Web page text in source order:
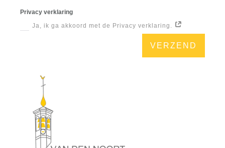
Privacy verklaring
Ja, ik ga akkoord met de Privacy verklaring.
VERZEND